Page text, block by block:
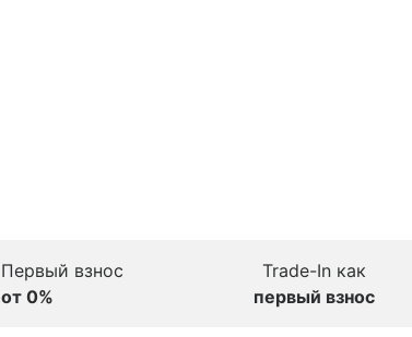
Первый взнос
от 0%
Trade-In как
первый взнос